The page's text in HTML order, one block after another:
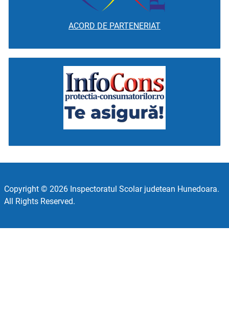
ACORD DE PARTENERIAT
Copyright © 2026 Inspectoratul Scolar judetean Hunedoara.
All Rights Reserved.